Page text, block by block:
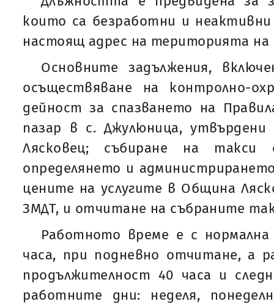
които са безработни и
настоящ адрес на територията на
Основните задължения,
осъществяване на контролно-
дейност за спазването на
пазар в с. Джулюница,
Лясковец; събиране на такси
определянето и
цените на услугите в Община
ЗМДТ, и отчитане на събраните
Работното време е с
часа, при подневно отчитане, а
продължителност 40 часа и
работните дни: неделя,